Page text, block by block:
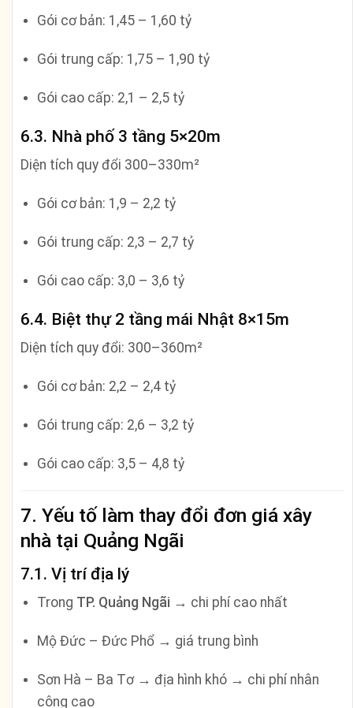
Gói cơ bản: 1,45 – 1,60 tỷ
Gói trung cấp: 1,75 – 1,90 tỷ
Gói cao cấp: 2,1 – 2,5 tỷ
6.3. Nhà phố 3 tầng 5×20m
Diện tích quy đổi 300–330m²
Gói cơ bản: 1,9 – 2,2 tỷ
Gói trung cấp: 2,3 – 2,7 tỷ
Gói cao cấp: 3,0 – 3,6 tỷ
6.4. Biệt thự 2 tầng mái Nhật 8×15m
Diện tích quy đổi: 300–360m²
Gói cơ bản: 2,2 – 2,4 tỷ
Gói trung cấp: 2,6 – 3,2 tỷ
Gói cao cấp: 3,5 – 4,8 tỷ
7. Yếu tố làm thay đổi đơn giá xây
nhà tại Quảng Ngãi
7.1. Vị trí địa lý
Trong TP. Quảng Ngãi → chi phí cao nhất
Mộ Đức – Đức Phổ → giá trung bình
Sơn Hà – Ba Tơ → địa hình khó → chi phí nhân
công cao